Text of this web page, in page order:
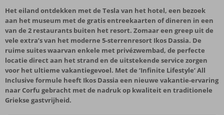
Het eiland ontdekken met de Tesla van het hotel, een bezoek
aan het museum met de gratis entreekaarten of dineren in een
van de 2 restaurants buiten het resort. Zomaar een greep uit de
vele extra’s van het moderne 5-sterrenresort Ikos Dassia. De
ruime suites waarvan enkele met privézwembad, de perfecte
locatie direct aan het strand en de uitstekende service zorgen
voor het ultieme vakantiegevoel. Met de ‘Infinite Lifestyle’ All
Inclusive formule heeft Ikos Dassia een nieuwe vakantie-ervaring
naar Corfu gebracht met de nadruk op kwaliteit en traditionele
Griekse gastvrijheid.